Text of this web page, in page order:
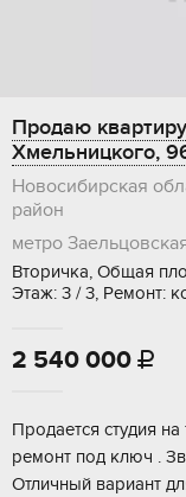
Продаю
Хмельницкого,
Новосибирская
район
метро
Вторичка, Общая
Этаж: 3 / 3, Ремонт:
2 540 000 
Продается студия
ремонт под ключ .
Отличный вариант